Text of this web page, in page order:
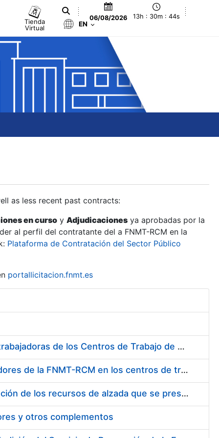
Tienda
Virtual
06/08/2026 13h : 30m : 45s
EN
as less recent past contracts:
en curso y Adjudicaciones ya aprobadas por la
al perfil del contratante del a FNMT-RCM en la
Plataforma de Contratación del Sector Público
portallicitacion.fnmt.es
Suministro de Protectores Auditivos a medida para las personas trabajadoras de los Centros de Trabajo de Madrid y Burgos
Suministro de gafas graduadas antiproyecciones para los trabajadores de la FNMT-RCM en los centros de trabajo de Madrid y Burgos
Servicios de una empresa externa para el asesoramiento y resolución de los recursos de alzada que se presentan relacionados con procesos de selección para la FNMT-RCM
y otros complementos